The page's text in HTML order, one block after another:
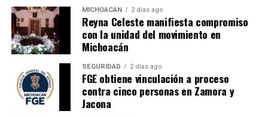
firme: Bedolla
18 agosto, 2022
En "Michoacán"
municipal de autogobierno
14 marzo, 2023
En "Michoacán"
Bedolla expone a ministros
MICHOACÁN 2 días ago
Reyna Celeste manifiesta compromiso
con la unidad del movimiento en
Michoacán
SEGURIDAD 2 días ago
FGE obtiene vinculación a proceso
contra cinco personas en Zamora y
Jacona